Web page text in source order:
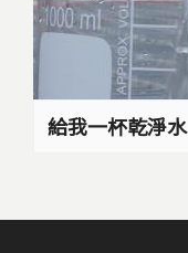
給我一杯乾淨水